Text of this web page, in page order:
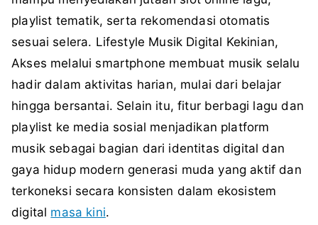
playlist tematik, serta rekomendasi otomatis
sesuai selera. Lifestyle Musik Digital Kekinian,
Akses melalui smartphone membuat musik selalu
hadir dalam aktivitas harian, mulai dari belajar
hingga bersantai. Selain itu, fitur berbagi lagu dan
playlist ke media sosial menjadikan platform
musik sebagai bagian dari identitas digital dan
gaya hidup modern generasi muda yang aktif dan
terkoneksi secara konsisten dalam ekosistem
digital masa kini.